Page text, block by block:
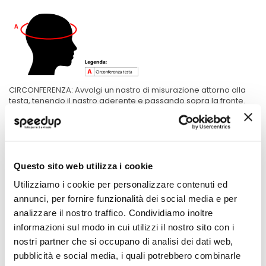
Questo sito web utilizza i cookie
Utilizziamo i cookie per personalizzare contenuti ed
annunci, per fornire funzionalità dei social media e per
analizzare il nostro traffico. Condividiamo inoltre
informazioni sul modo in cui utilizzi il nostro sito con i
nostri partner che si occupano di analisi dei dati web,
pubblicità e social media, i quali potrebbero combinarle
CIRCONFERENZA: Avvolgi un nastro di misurazione attorno alla
testa, tenendo il nastro aderente e passando sopra la fronte.
Specifiche tecniche
Maggiori
Informazioni
M2051376
moto
Casco Jet Demi Jet
Nero opaco
1
Miglior Prezzo
Nero opaco